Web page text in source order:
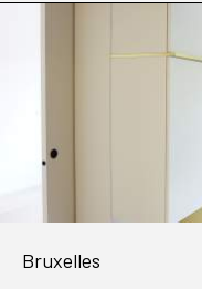
Bruxelles